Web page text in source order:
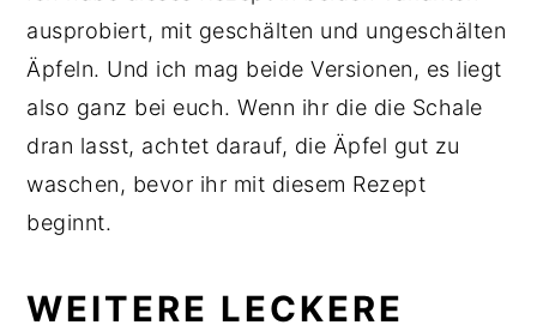
ausprobiert, mit geschälten und ungeschälten
Äpfeln. Und ich mag beide Versionen, es liegt
also ganz bei euch. Wenn ihr die die Schale
dran lasst, achtet darauf, die Äpfel gut zu
waschen, bevor ihr mit diesem Rezept
beginnt.
WEITERE LECKERE